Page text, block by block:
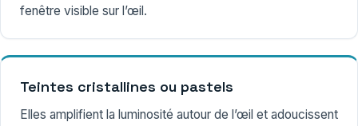
fenêtre visible sur l’œil.
Teintes cristallines ou pastels
Elles amplifient la luminosité autour de l’œil et adoucissent